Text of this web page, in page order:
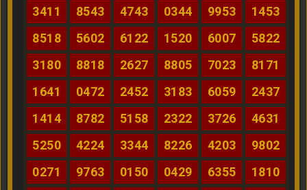
3411
8543 4743 0344 9953
1453
8518
5602 6122 1520 6007
5822
3180
8818 2627 8805 7023
8171
1641
0472 2452 3183 6059
2437
1414
8782 5158 2322 3726
4631
5250
4224 3344 8226 4203
9802
0271
9763 0150 0429 6355
1810